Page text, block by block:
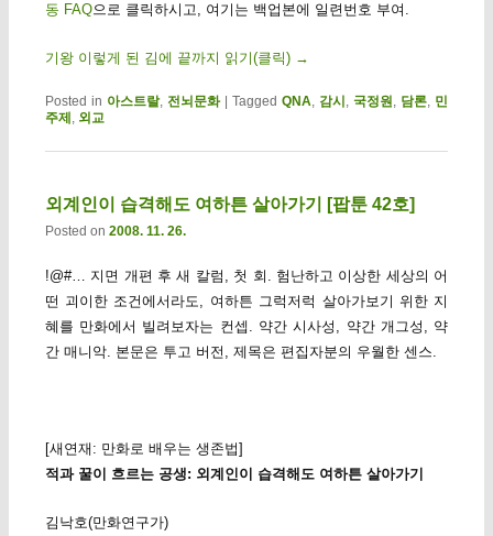
동 FAQ으로 클릭하시고, 여기는 백업본에 일련번호 부여.
기왕 이렇게 된 김에 끝까지 읽기(클릭) →
Posted in 아스트랄, 전뇌문화 |Tagged QNA, 감시 ,국정원, 담론, 민
주제 , 외교
외계인이 습격해도 여하튼 살아가기 [팝툰 42호]
Posted on 2008. 11. 26.
!@#… 지면 개편 후 새 칼럼, 첫 회. 험난하고 이상한 세상의 어
떤 괴이한 조건에서라도, 여하튼 그럭저럭 살아가보기 위한 지
혜를 만화에서 빌려보자는 컨셉. 약간 시사성, 약간 개그성, 약
간 매니악. 본문은 투고 버전, 제목은 편집자분의 우월한 센스.
[새연재: 만화로 배우는 생존법]
적과 꿀이 흐르는 공생: 외계인이 습격해도 여하튼 살아가기
김낙호(만화연구가)